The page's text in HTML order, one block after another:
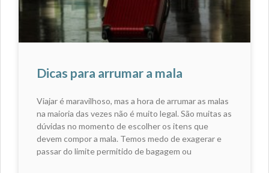
Dicas para arrumar a mala
Viajar é maravilhoso, mas a hora de arrumar as malas
na maioria das vezes não é muito legal. São muitas as
dúvidas no momento de escolher os itens que
devem compor a mala. Temos medo de exagerar e
passar do limite permitido de bagagem ou